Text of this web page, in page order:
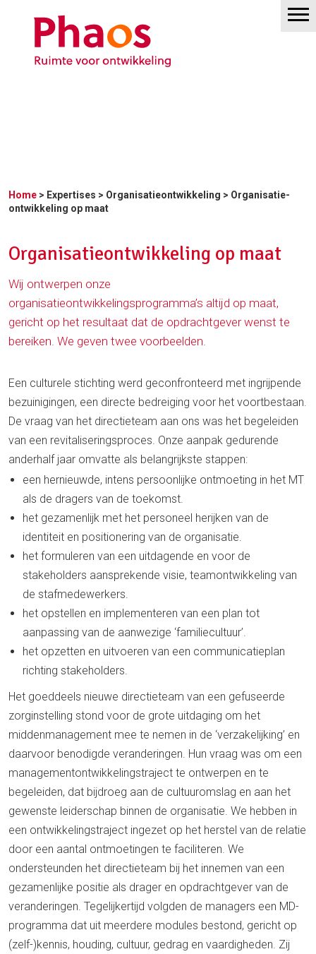
Home > Expertises > Organisatieontwikkeling > Organisatie­
ontwikkeling op maat
Organisatie­ontwikkeling op maat
Wij ontwerpen onze
organisatieontwikkelingsprogramma’s altijd op maat,
gericht op het resultaat dat de opdrachtgever wenst te
bereiken. We geven twee voorbeelden.
Een culturele stichting werd geconfronteerd met ingrijpende
bezuinigingen, een directe bedreiging voor het voortbestaan.
De vraag van het directieteam aan ons was het begeleiden
van een revitaliseringsproces. Onze aanpak gedurende
anderhalf jaar omvatte als belangrijkste stappen:
een hernieuwde, intens persoonlijke ontmoeting in het MT
als de dragers van de toekomst.
het gezamenlijk met het personeel herijken van de
identiteit en positionering van de organisatie.
het formuleren van een uitdagende en voor de
stakeholders aansprekende visie, teamontwikkeling van
de stafmedewerkers.
het opstellen en implementeren van een plan tot
aanpassing van de aanwezige ‘familiecultuur’.
het opzetten en uitvoeren van een communicatieplan
richting stakeholders.
Het goeddeels nieuwe directieteam van een gefuseerde
zorginstelling stond voor de grote uitdaging om het
middenmanagement mee te nemen in de ‘verzakelijking’ en
daarvoor benodigde veranderingen. Hun vraag was om een
managementontwikkelingstraject te ontwerpen en te
begeleiden, dat bijdroeg aan de cultuuromslag en aan het
gewenste leiderschap binnen de organisatie. We hebben in
een ontwikkelingstraject ingezet op het herstel van de relatie
door een aantal ontmoetingen te faciliteren. We
ondersteunden het directieteam bij het innemen van een
gezamenlijke positie als drager en opdrachtgever van de
veranderingen. Tegelijkertijd volgden de managers een MD-
programma dat uit meerdere modules bestond, gericht op
(zelf-)kennis, houding, cultuur, gedrag en vaardigheden. Zij